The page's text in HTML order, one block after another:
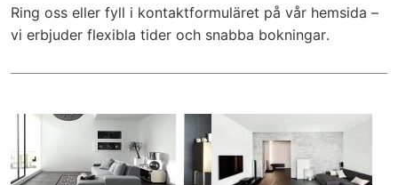
Ring oss eller fyll i kontaktformuläret på vår hemsida –
vi erbjuder flexibla tider och snabba bokningar.